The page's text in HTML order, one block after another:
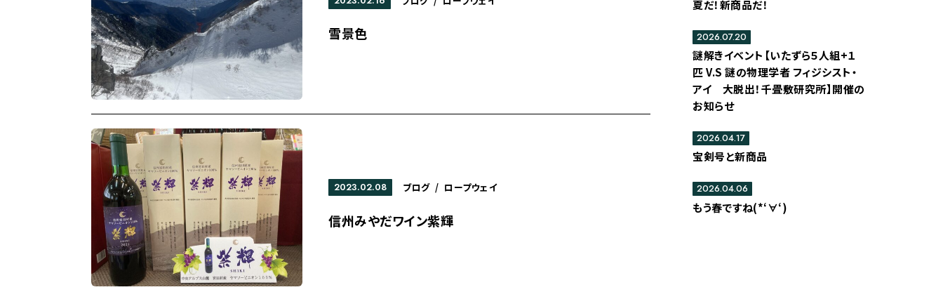
雪景色
2023.02.08 ブログ / ロープウェイ
信州みやだワイン紫輝
夏だ！新商品だ！
謎解きイベント【いたずら５人組+１
匹 V.S 謎の物理学者 フィジシスト・
アイ 大脱出！千畳敷研究所】開催の
お知らせ
2026.07.20
宝剣号と新商品
2026.04.17
もう春ですね(*‘∀‘)
2026.04.06